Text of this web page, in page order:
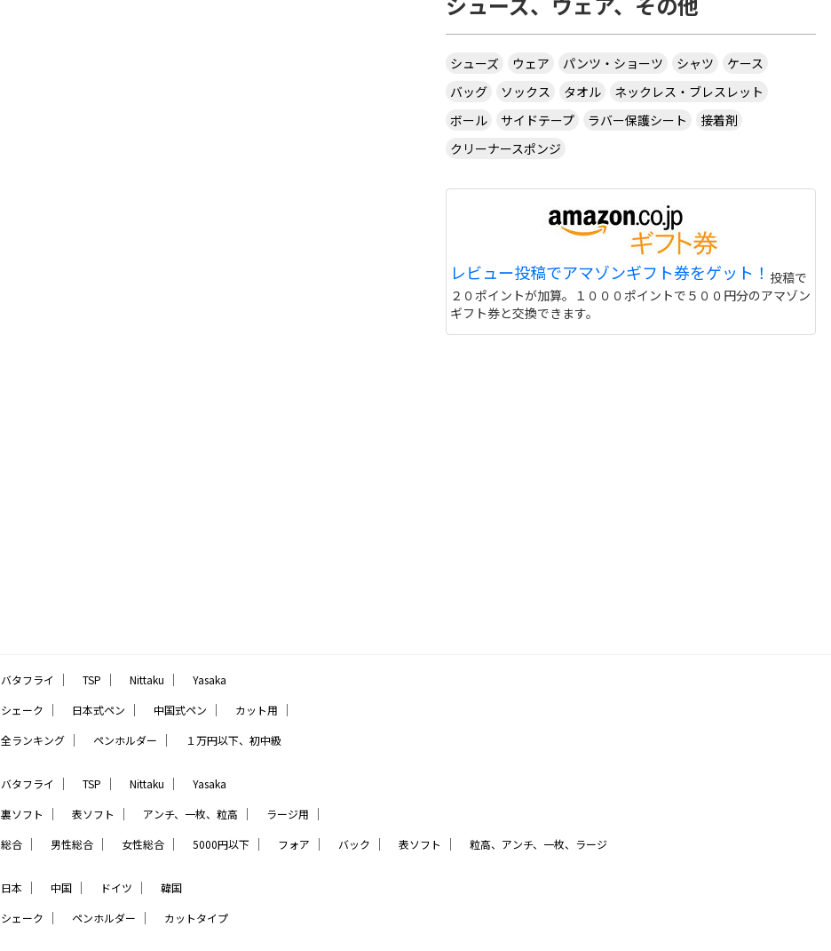
シューズ ウェア パンツ・ショーツ シャツ
ケース
バッグ
ソックス タオル
ネックレス・ブレスレット
ボール
サイドテープ ラバー保護シート
接着剤
クリーナースポンジ
レビュー投稿でアマゾンギフト券をゲット！ 投稿で
２０ポイントが加算。１０００ポイントで５００円分のアマゾン
ギフト券と交換できます。
バタフライ ｜ TSP ｜ Nittaku ｜ Yasaka
シェーク ｜ 日本式ペン ｜ 中国式ペン ｜ カット用 ｜
全ランキング ｜ ペンホルダー ｜ １万円以下、初中級
バタフライ ｜ TSP ｜ Nittaku ｜ Yasaka
裏ソフト ｜ 表ソフト ｜ アンチ、一枚、粒高 ｜ ラージ用 ｜
総合 ｜ 男性総合 ｜ 女性総合 ｜ 5000円以下 ｜ フォア ｜ バック ｜ 表ソフト ｜ 粒高、アンチ、一枚、ラージ
日本 ｜ 中国 ｜ ドイツ ｜ 韓国
シェーク ｜ ペンホルダー ｜ カットタイプ